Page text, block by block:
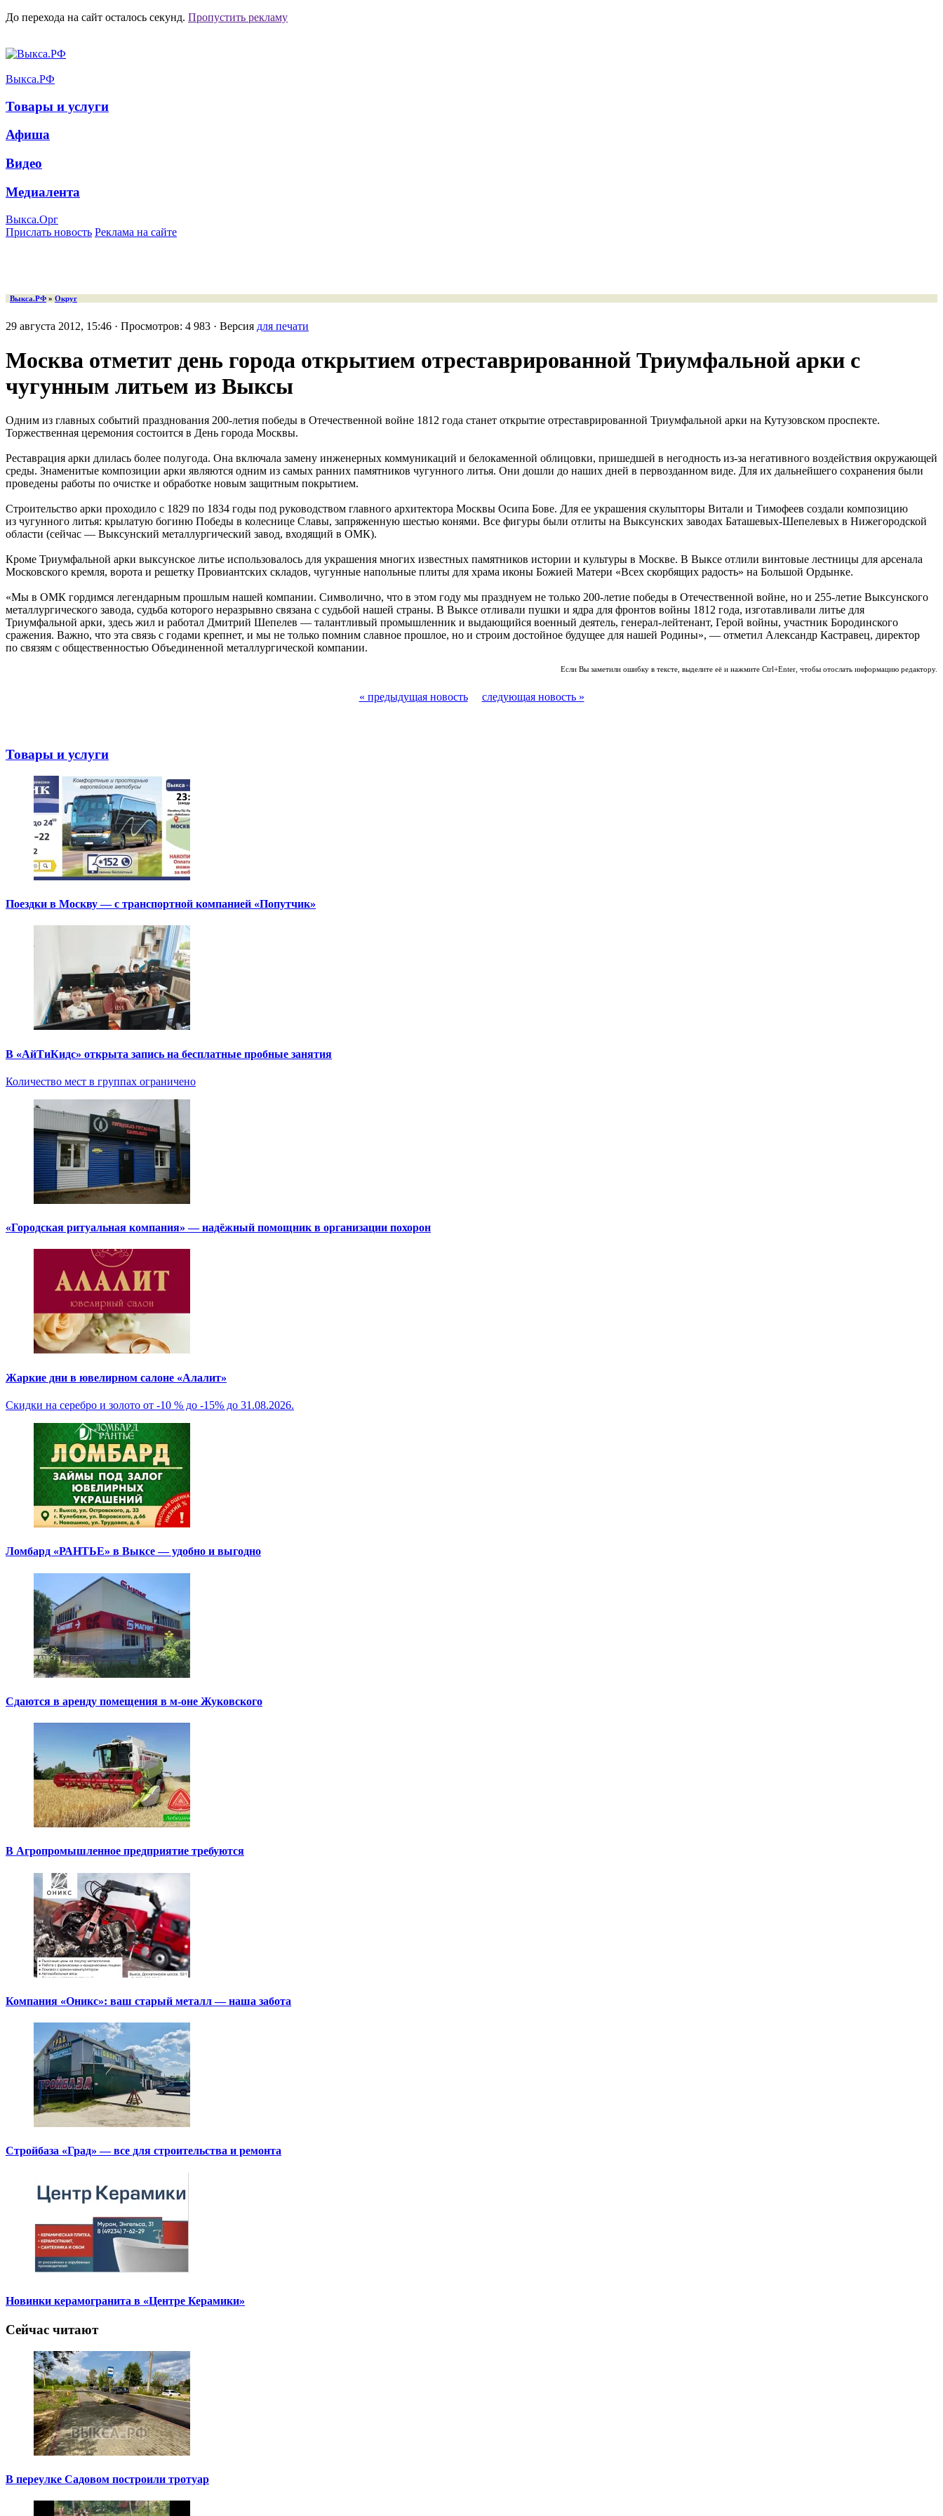
До перехода на сайт осталось секунд. Пропустить рекламу
Выкса.РФ
Товары и услуги
Афиша
Видео
Медиалента
Выкса.Орг
Прислать новость Реклама на сайте
Выкса.РФ » Округ
29 августа 2012, 15:46 · Просмотров: 4 983 · Версия для печати
Москва отметит день города открытием отреставрированной Триумфальной арки с
чугунным литьем из Выксы
Одним из главных событий празднования 200-летия победы в Отечественной войне 1812 года станет открытие отреставрированной Триумфальной арки на Кутузовском проспекте.
Торжественная церемония состоится в День города Москвы.
Реставрация арки длилась более полугода. Она включала замену инженерных коммуникаций и белокаменной облицовки, пришедшей в негодность из-за негативного воздействия окружающей
среды. Знаменитые композиции арки являются одним из самых ранних памятников чугунного литья. Они дошли до наших дней в первозданном виде. Для их дальнейшего сохранения были
проведены работы по очистке и обработке новым защитным покрытием.
Строительство арки проходило с 1829 по 1834 годы под руководством главного архитектора Москвы Осипа Бове. Для ее украшения скульпторы Витали и Тимофеев создали композицию
из чугунного литья: крылатую богиню Победы в колеснице Славы, запряженную шестью конями. Все фигуры были отлиты на Выксунских заводах Баташевых-Шепелевых в Нижегородской
области (сейчас — Выксунский металлургический завод, входящий в ОМК).
Кроме Триумфальной арки выксунское литье использовалось для украшения многих известных памятников истории и культуры в Москве. В Выксе отлили винтовые лестницы для арсенала
Московского кремля, ворота и решетку Провиантских складов, чугунные напольные плиты для храма иконы Божией Матери «Всех скорбящих радость» на Большой Ордынке.
«Мы в ОМК гордимся легендарным прошлым нашей компании. Символично, что в этом году мы празднуем не только 200-летие победы в Отечественной войне, но и 255-летие Выксунского
металлургического завода, судьба которого неразрывно связана с судьбой нашей страны. В Выксе отливали пушки и ядра для фронтов войны 1812 года, изготавливали литье для
Триумфальной арки, здесь жил и работал Дмитрий Шепелев — талантливый промышленник и выдающийся военный деятель, генерал-лейтенант, Герой войны, участник Бородинского
сражения. Важно, что эта связь с годами крепнет, и мы не только помним славное прошлое, но и строим достойное будущее для нашей Родины», — отметил Александр Кастравец, директор
по связям с общественностью Объединенной металлургической компании.
Если Вы заметили ошибку в тексте, выделите её и нажмите Ctrl+Enter, чтобы отослать информацию редактору.
« предыдущая новость следующая новость »
Товары и услуги
Поездки в Москву — с транспортной компанией «Попутчик»
В «АйТиКидс» открыта запись на бесплатные пробные занятия
Количество мест в группах ограничено
«Городская ритуальная компания» — надёжный помощник в организации похорон
Жаркие дни в ювелирном салоне «Алалит»
Скидки на серебро и золото от -10 % до -15% до 31.08.2026.
Ломбард «РАНТЬЕ» в Выксе — удобно и выгодно
Сдаются в аренду помещения в м-оне Жуковского
В Агропромышленное предприятие требуются
Компания «Оникс»: ваш старый металл — наша забота
Стройбаза «Град» — все для строительства и ремонта
Новинки керамогранита в «Центре Керамики»
Сейчас читают
В переулке Садовом построили тротуар